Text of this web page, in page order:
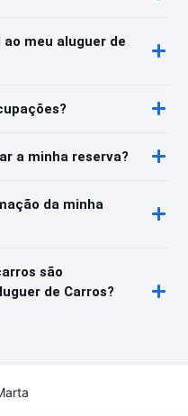
meu aluguer de
a minha reserva?
da minha
são
de Carros?